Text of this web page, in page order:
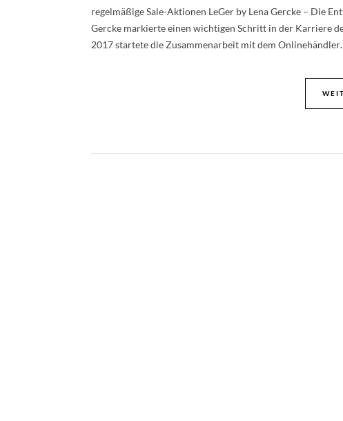
regelmäßige Sale-Aktionen LeGer by Lena Gercke – Die
Gercke markierte einen wichtigen Schritt in der Karriere
2017 startete die Zusammenarbeit mit dem